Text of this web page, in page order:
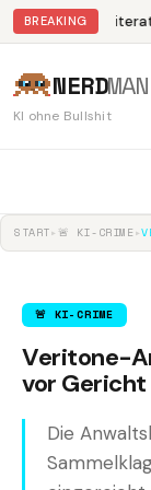
BREAKING
NERDMAN
KI ohne Bullshit
START▸ 🚨 KI-CRIME▸
🚨 KI-CRIME
Veritone-
vor Gericht
Die